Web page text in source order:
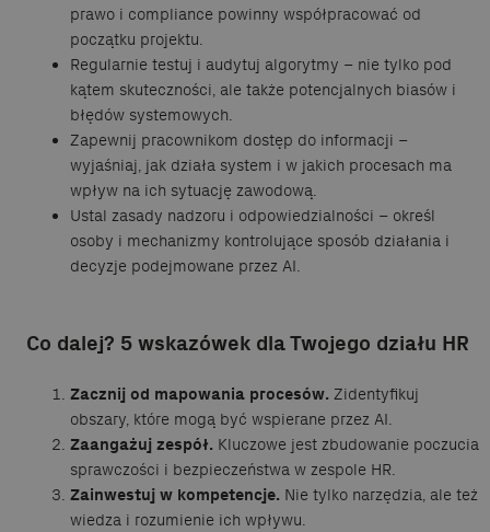
prawo i compliance powinny współpracować od
początku projektu.
Regularnie testuj i audytuj algorytmy – nie tylko pod
kątem skuteczności, ale także potencjalnych biasów i
błędów systemowych.
Zapewnij pracownikom dostęp do informacji –
wyjaśniaj, jak działa system i w jakich procesach ma
wpływ na ich sytuację zawodową.
Ustal zasady nadzoru i odpowiedzialności – określ
osoby i mechanizmy kontrolujące sposób działania i
decyzje podejmowane przez AI.
Co dalej? 5 wskazówek dla Twojego działu HR
Zacznij od mapowania procesów. Zidentyfikuj
obszary, które mogą być wspierane przez AI.
Zaangażuj zespół. Kluczowe jest zbudowanie poczucia
sprawczości i bezpieczeństwa w zespole HR.
Zainwestuj w kompetencje. Nie tylko narzędzia, ale też
wiedza i rozumienie ich wpływu.